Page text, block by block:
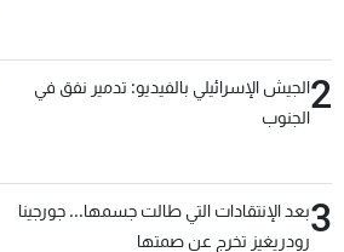
2الجيش الإسرائيلي بالفيديو: تدمير نفق في
الجنوب
3بعد الإنتقادات التي طالت جسمها... جورجينا
رودريغيز تخرج عن صمتها